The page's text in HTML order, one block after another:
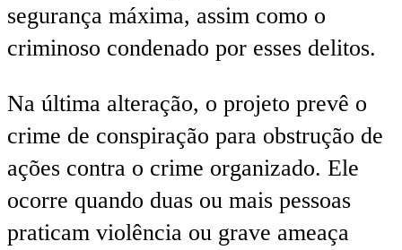
segurança máxima, assim como o
criminoso condenado por esses delitos.
Na última alteração, o projeto prevê o
crime de conspiração para obstrução de
ações contra o crime organizado. Ele
ocorre quando duas ou mais pessoas
praticam violência ou grave ameaça